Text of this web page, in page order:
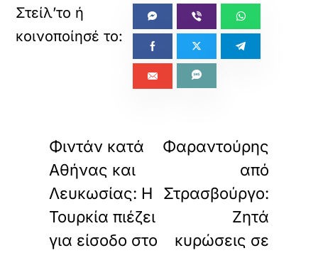
Φιντάν κατά
Αθήνας και
Λευκωσίας: Η
Τουρκία πιέζει
για είσοδο στο
Φαραντούρης
από
Στρασβούργο:
Ζητά
κυρώσεις σε